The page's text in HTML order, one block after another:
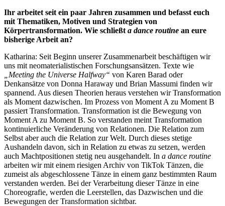
Ihr arbeitet seit ein paar Jahren zusammen und befasst euch
mit Thematiken, Motiven und Strategien von
Körpertransformation. Wie schließt a dance routine an eure
bisherige Arbeit an?
Katharina: Seit Beginn unserer Zusammenarbeit beschäftigen wir
uns mit neomaterialistischen Forschungsansätzen. Texte wie
„Meeting the Universe Halfway“ von Karen Barad oder
Denkansätze von Donna Haraway und Brian Massumi finden wir
spannend. Aus diesen Theorien heraus verstehen wir Transformation
als Moment dazwischen. Im Prozess von Moment A zu Moment B
passiert Transformation. Transformation ist die Bewegung von
Moment A zu Moment B. So verstanden meint Transformation
kontinuierliche Veränderung von Relationen. Die Relation zum
Selbst aber auch die Relation zur Welt. Durch dieses stetige
Aushandeln davon, sich in Relation zu etwas zu setzen, werden
auch Machtpositionen stetig neu ausgehandelt. In a dance routine
arbeiten wir mit einem riesigen Archiv von TikTok Tänzen, die
zumeist als abgeschlossene Tänze in einem ganz bestimmten Raum
verstanden werden. Bei der Verarbeitung dieser Tänze in eine
Choreografie, werden die Leerstellen, das Dazwischen und die
Bewegungen der Transformation sichtbar.